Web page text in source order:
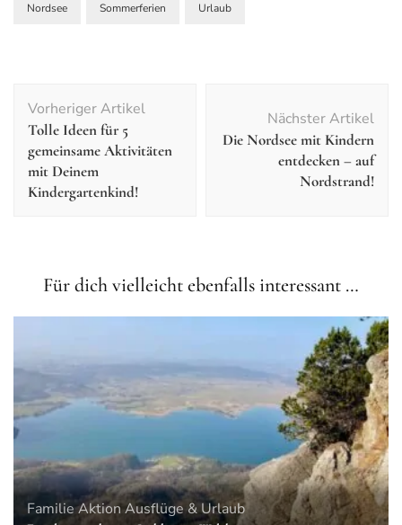
Nordsee Sommerferien Urlaub
Vorheriger Artikel
Tolle Ideen für 5
gemeinsame Aktivitäten
mit Deinem
Kindergartenkind!
Nächster Artikel
Die Nordsee mit Kindern
entdecken – auf
Nordstrand!
Für dich vielleicht ebenfalls interessant …
Familie AktionAusflüge & Urlaub